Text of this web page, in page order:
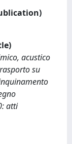
acustico
su
atti